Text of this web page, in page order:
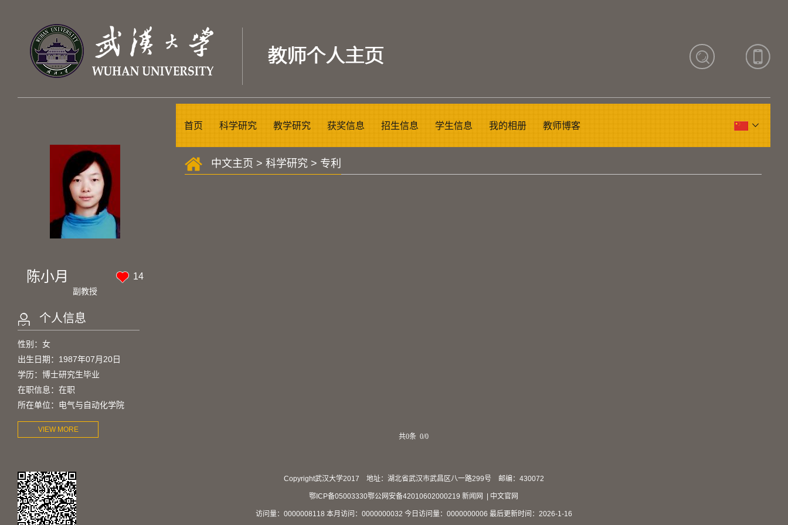
陈小月 14
副教授
个人信息
性别：女
出生日期：1987年07月20日
学历：博士研究生毕业
在职信息：在职
所在单位：电气与自动化学院
VIEW MORE
首页 科学研究 教学研究 获奖信息 招生信息 学生信息 我的相册 教师博客
中文主页 > 科学研究 > 专利
共0条 0/0
Copyright武汉大学2017 地址：湖北省武汉市武昌区八一路299号 邮编：430072
鄂ICP备05003330鄂公网安备42010602000219新闻网 | 中文官网
访问量： 0000008118 本月访问： 0000000032 今日访问量： 0000000006 最后更新时间： 2026-1-16